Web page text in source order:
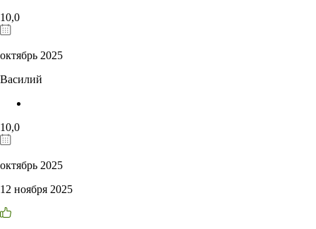
10,0
октябрь 2025
Василий
10,0
октябрь 2025
12 ноября 2025